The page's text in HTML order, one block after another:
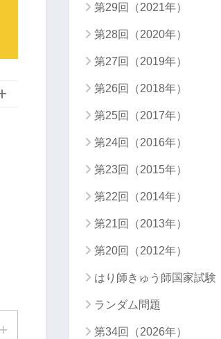
第29回（2021年）
第28回（2020年）
第27回（2019年）
第26回（2018年）
第25回（2017年）
第24回（2016年）
第23回（2015年）
第22回（2014年）
第21回（2013年）
第20回（2012年）
はり師きゅう師国家試験
ランダム問題
第34回（2026年）